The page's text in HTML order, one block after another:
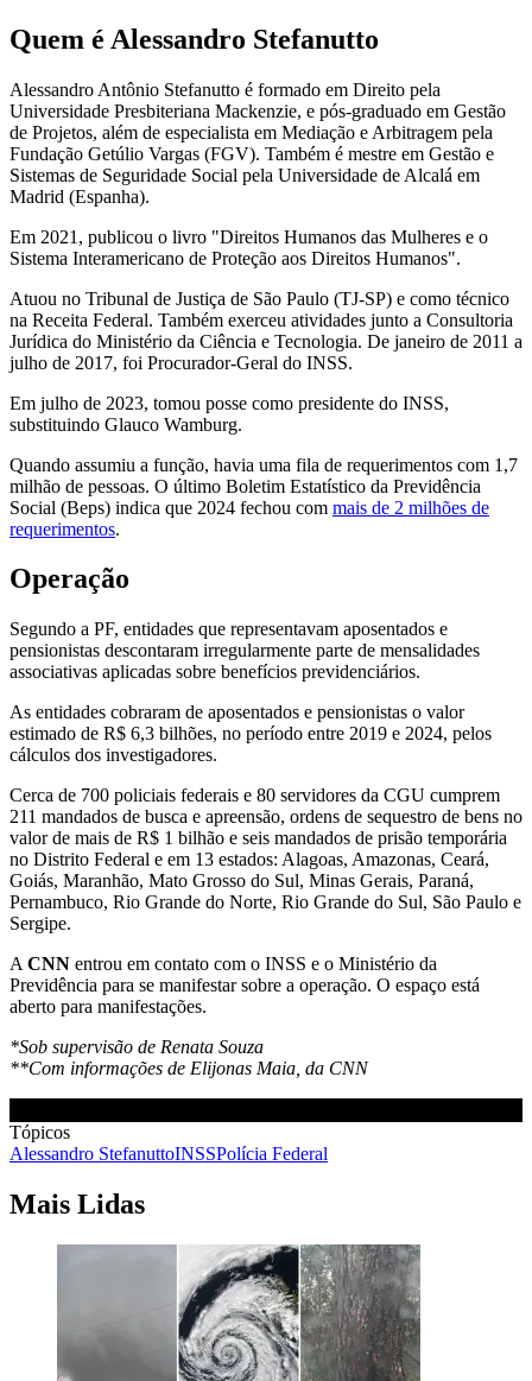
Quem é Alessandro Stefanutto
Alessandro Antônio Stefanutto é formado em Direito pela
Universidade Presbiteriana Mackenzie, e pós-graduado em Gestão
de Projetos, além de especialista em Mediação e Arbitragem pela
Fundação Getúlio Vargas (FGV). Também é mestre em Gestão e
Sistemas de Seguridade Social pela Universidade de Alcalá em
Madrid (Espanha).
Em 2021, publicou o livro "Direitos Humanos das Mulheres e o
Sistema Interamericano de Proteção aos Direitos Humanos".
Atuou no Tribunal de Justiça de São Paulo (TJ-SP) e como técnico
na Receita Federal. Também exerceu atividades junto a Consultoria
Jurídica do Ministério da Ciência e Tecnologia. De janeiro de 2011 a
julho de 2017, foi Procurador-Geral do INSS.
Em julho de 2023, tomou posse como presidente do INSS,
substituindo Glauco Wamburg.
Quando assumiu a função, havia uma fila de requerimentos com 1,7
milhão de pessoas. O último Boletim Estatístico da Previdência
Social (Beps) indica que 2024 fechou com mais de 2 milhões de
requerimentos.
Operação
Segundo a PF, entidades que representavam aposentados e
pensionistas descontaram irregularmente parte de mensalidades
associativas aplicadas sobre benefícios previdenciários.
As entidades cobraram de aposentados e pensionistas o valor
estimado de R$ 6,3 bilhões, no período entre 2019 e 2024, pelos
cálculos dos investigadores.
Cerca de 700 policiais federais e 80 servidores da CGU cumprem
211 mandados de busca e apreensão, ordens de sequestro de bens no
valor de mais de R$ 1 bilhão e seis mandados de prisão temporária
no Distrito Federal e em 13 estados: Alagoas, Amazonas, Ceará,
Goiás, Maranhão, Mato Grosso do Sul, Minas Gerais, Paraná,
Pernambuco, Rio Grande do Norte, Rio Grande do Sul, São Paulo e
Sergipe.
A CNN entrou em contato com o INSS e o Ministério da
Previdência para se manifestar sobre a operação. O espaço está
aberto para manifestações.
*Sob supervisão de Renata Souza
**Com informações de Elijonas Maia, da CNN
Tópicos
Alessandro StefanuttoINSSPolícia Federal
Mais Lidas